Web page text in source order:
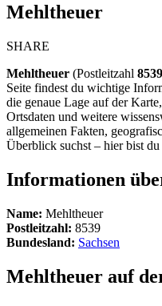
Mehltheuer
SHARE
Mehltheuer (Postleitzahl 8539
Seite findest du wichtige
die genaue Lage auf der
Ortsdaten und weitere
allgemeinen Fakten,
Überblick suchst – hier bist
Informationen
Name: Mehltheuer
Postleitzahl: 8539
Bundesland: Sachsen
Mehltheuer auf